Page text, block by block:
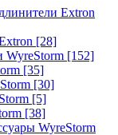
Extron
[28]
WyreStorm [152]
[35]
[30]
[5]
[38]
WyreStorm